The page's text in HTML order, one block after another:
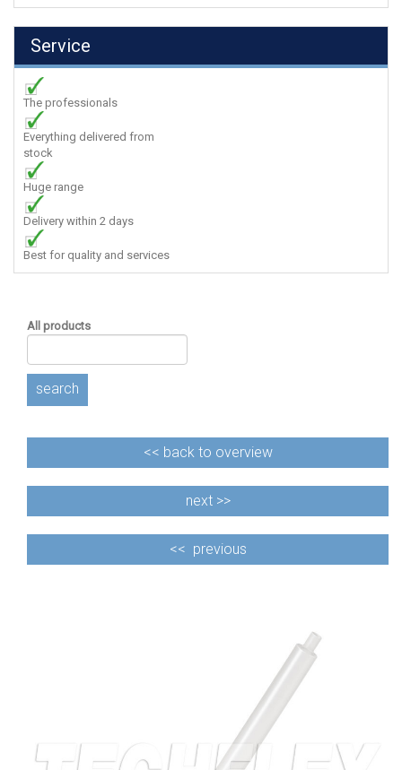
Service
The professionals
Everything delivered from
stock
Huge range
Delivery within 2 days
Best for quality and services
All products
search
<< back to overview
next >>
<< previous